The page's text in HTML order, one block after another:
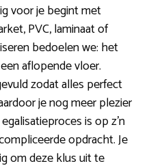
voor je begint met
PVC, laminaat of
bedoelen we: het
aflopende vloer.
zodat alles perfect
je nog meer plezier
is op z’n
opdracht. Je
om deze klus uit te